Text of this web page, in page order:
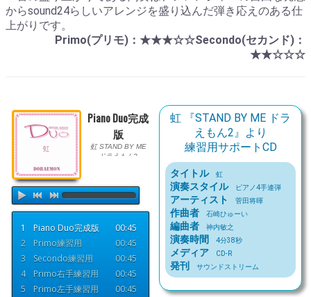
からsound24らしいアレンジを盛り込んだ弾き応えのある仕
上がりです。
Primo(プリモ)：★★★☆☆Secondo(セカンド)：
★★☆☆☆
Piano Duo完成
版
虹 STAND BY ME
ドラえもん2
1 00:45
Piano Duo完成版
2
00:45
Primo練習用
3
00:45
Secondo練習用
4
00:45
Primo右手練習用
5
00:45
Primo左手練習用
虹 『STAND BY ME ドラ
えもん2』より
練習用サポートCD
タイトル虹
演奏スタイルピアノ4手連弾
アーティスト 菅田将暉
作曲者 石崎ひゅーい
編曲者 神内敏之
演奏時間 4分38秒
メディア CD-R
発刊 サウンドストリーム